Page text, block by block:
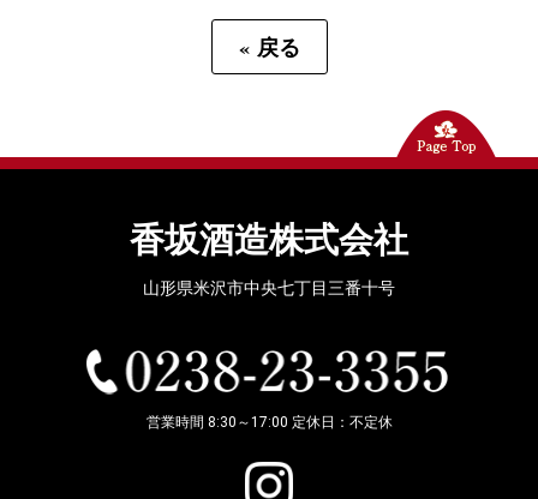
« 戻る
香坂酒造株式会社
山形県米沢市中央七丁目三番十号
営業時間 8:30～17:00 定休日：不定休